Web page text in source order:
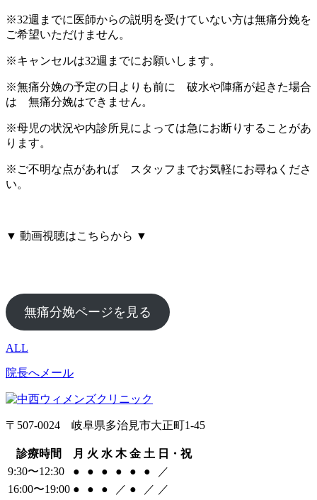
※32週までに医師からの説明を受けていない方は無痛分娩を
ご希望いただけません。
※キャンセルは32週までにお願いします。
※無痛分娩の予定の日よりも前に 破水や陣痛が起きた場合
は 無痛分娩はできません。
※母児の状況や内診所見によっては急にお断りすることがあ
ります。
※ご不明な点があれば スタッフまでお気軽にお尋ねくださ
い。
▼ 動画視聴はこちらから ▼
無痛分娩ページを見る
ALL
院長へメール
〒507-0024 岐阜県多治見市大正町1-45
診療時間 月 火 水 木 金 土 日・祝
9:30〜12:30
● ● ● ● ● ●
／
16:00〜19:00 ● ● ● ／ ● ／ ／